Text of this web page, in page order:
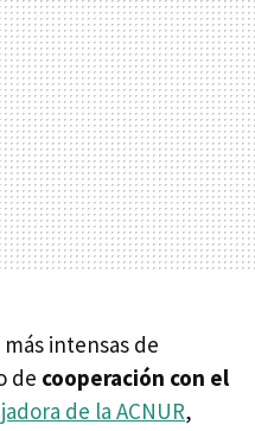
intensas de
de cooperación con el
de la ACNUR,